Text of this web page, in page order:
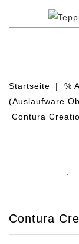
Startseite %
(Auslaufware
Contura
Contura